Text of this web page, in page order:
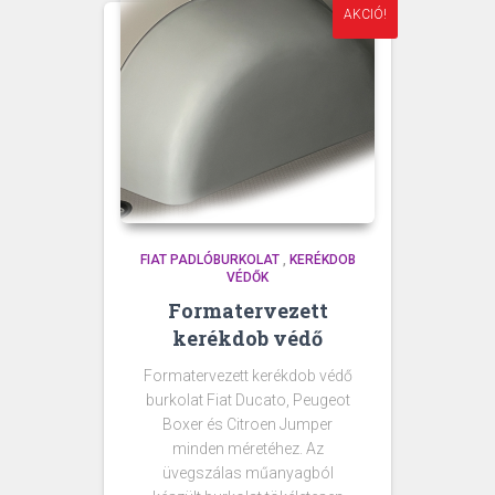
AKCIÓ!
FIAT PADLÓBURKOLAT, KERÉKDOB
VÉDŐK
Formatervezett
kerékdob védő
Formatervezett kerékdob védő
burkolat Fiat Ducato, Peugeot
Boxer és Citroen Jumper
minden méretéhez. Az
üvegszálas műanyagból